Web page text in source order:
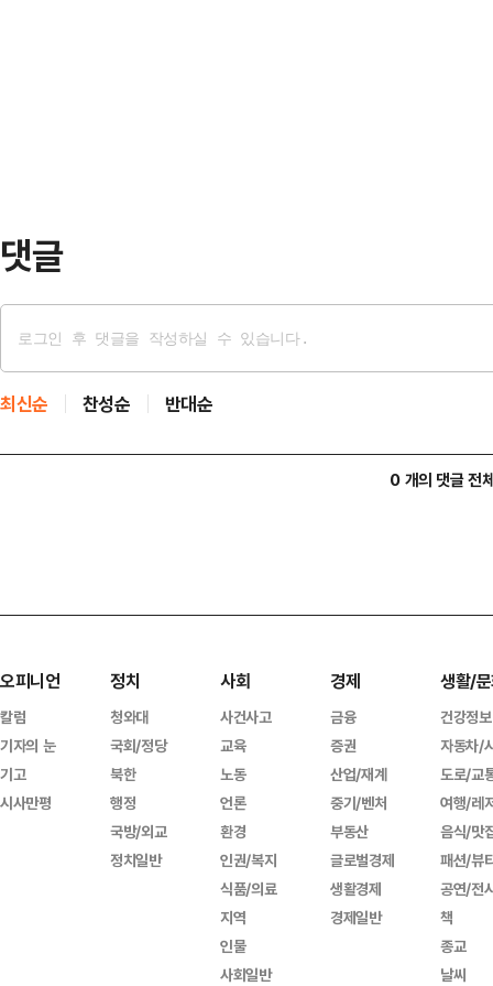
댓글
최신순 찬성순 반대순
0 개의 댓글 전
오피니언
칼럼
기자의 눈
기고
시사만평
정치
청와대
국회/정당
북한
행정
국방/외교
정치일반
사회
사건사고
교육
노동
언론
환경
인권/복지
식품/의료
지역
인물
사회일반
경제
금융
증권
산업/재계
중기/벤처
부동산
글로벌경제
생활경제
경제일반
생활/
건강정보
자동차/
도로/교
여행/레
음식/맛
패션/뷰
공연/전
책
종교
날씨